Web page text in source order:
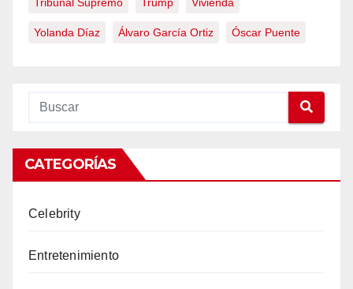
Yolanda Díaz Álvaro García Ortiz Óscar Puente
CATEGORÍAS
Celebrity
Entretenimiento